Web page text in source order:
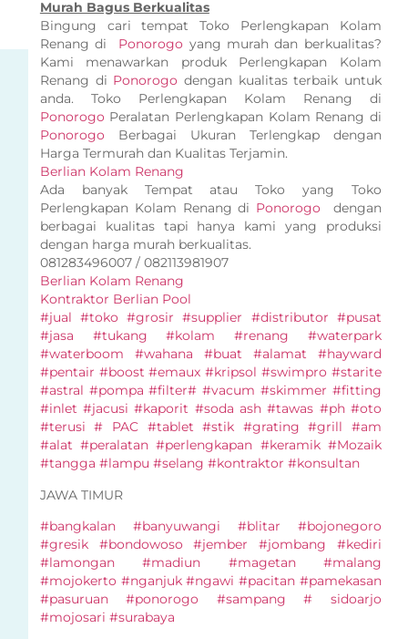
Murah Bagus Berkualitas
Bingung cari tempat Toko Perlengkapan Kolam
Renang di Ponorogo yang murah dan berkualitas?
Kami menawarkan produk Perlengkapan Kolam
Renang di Ponorogo dengan kualitas terbaik untuk
anda. Toko Perlengkapan Kolam Renang di
Ponorogo Peralatan Perlengkapan Kolam Renang di
Ponorogo Berbagai Ukuran Terlengkap dengan
Harga Termurah dan Kualitas Terjamin.
Berlian Kolam Renang
Ada banyak Tempat atau Toko yang Toko
Perlengkapan Kolam Renang di Ponorogo
dengan
berbagai kualitas tapi hanya kami yang produksi
dengan harga murah berkualitas.
081283496007 / 082113981907
Berlian Kolam Renang
Kontraktor Berlian Pool
#jual #toko #grosir #supplier #distributor #pusat
#jasa #tukang #kolam #renang #waterpark
#waterboom #wahana #buat #alamat #hayward
#pentair #boost #emaux #kripsol #swimpro #starite
#astral #pompa #filter# #vacum #skimmer #fitting
#inlet #jacusi #kaporit #soda ash #tawas #ph #oto
#terusi # PAC #tablet #stik #grating #grill #am
#alat #peralatan #perlengkapan #keramik #Mozaik
#tangga #lampu #selang #kontraktor #konsultan
JAWA TIMUR
#bangkalan #banyuwangi #blitar #bojonegoro
#gresik #bondowoso #jember #jombang #kediri
#lamongan #madiun #magetan #malang
#mojokerto #nganjuk #ngawi #pacitan #pamekasan
#pasuruan #ponorogo #sampang # sidoarjo
#mojosari #surabaya